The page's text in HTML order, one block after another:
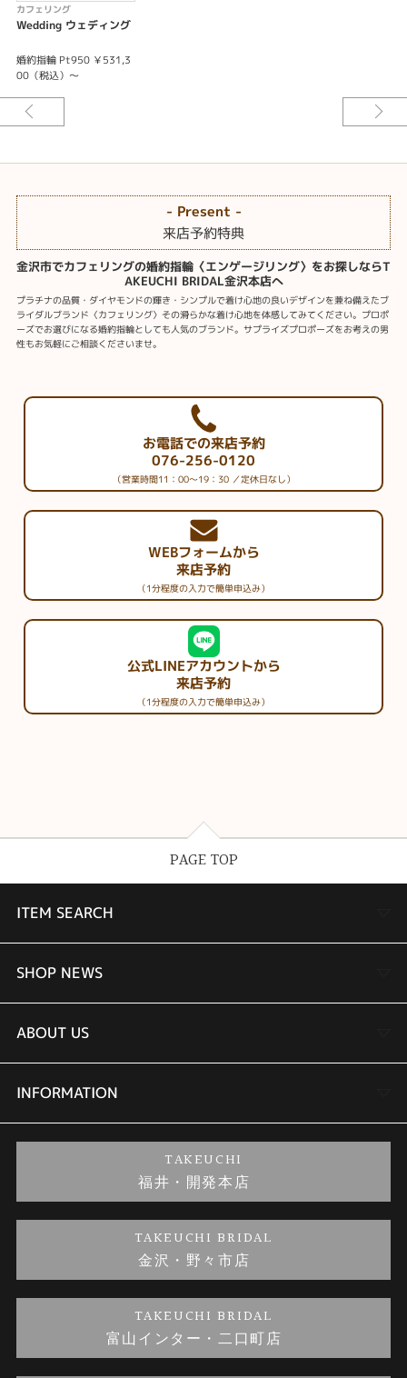
カフェリング
Wedding ウェディング
婚約指輪 Pt950 ￥531,3
00（税込）～
- Present -
来店予約特典
金沢市でカフェリングの婚約指輪〈エンゲージリング〉をお探しならT
AKEUCHI BRIDAL金沢本店へ
プラチナの品質・ダイヤモンドの輝き・シンプルで着け心地の良いデザインを兼ね備えたブ
ライダルブランド〈カフェリング〉その滑らかな着け心地を体感してみてください。プロポ
ーズでお選びになる婚約指輪としても人気のブランド。サプライズプロポーズをお考えの男
性もお気軽にご相談くださいませ。
お電話での来店予約
076-256-0120
（営業時間11：00～19：30 ／定休日なし）
WEBフォームから
来店予約
（1分程度の入力で簡単申込み）
公式LINEアカウントから
来店予約
（1分程度の入力で簡単申込み）
PAGE TOP
ITEM SEARCH
婚約指輪
結婚指輪
セットリング
婚約ネックレス
金・プラチナのお取引
SHOP NEWS
TAKEUCHI BRIDAL金沢本店情報
商品一覧
ブランドリスト
金澤指輪工房｜手作りペアリング
金澤指輪工房｜手作り結婚指輪 and 婚約指輪
金澤指輪工房｜手作り婚約指輪プロポーズプラン
ABOUT US
会社概要
お客様の声
INFORMATION
プライバシーポリシー
TAKEUCHI
福井・開発本店
TAKEUCHI BRIDAL
金沢・野々市店
TAKEUCHI BRIDAL
富山インター・二口町店